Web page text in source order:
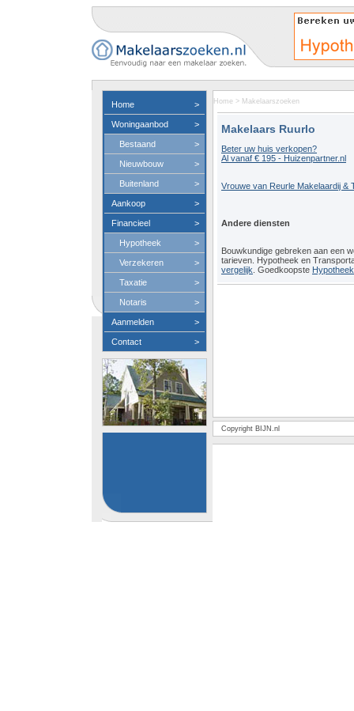
Home >
Woningaanbod >
Bestaand >
Nieuwbouw >
Buitenland >
Aankoop >
Financieel >
Hypotheek >
Verzekeren >
Taxatie >
Notaris >
Aanmelden >
Contact >
Home > Makelaarszoeken
Makelaars Ruurlo
Beter uw huis verkopen?
Al vanaf € 195 - Huizenpartner.nl
Vrouwe van Reurle Makelaardij &
Andere diensten
Bouwkundige gebreken aan een
tarieven. Hypotheek en
vergelijk . Goedkoopste
Copyright BIJN.nl